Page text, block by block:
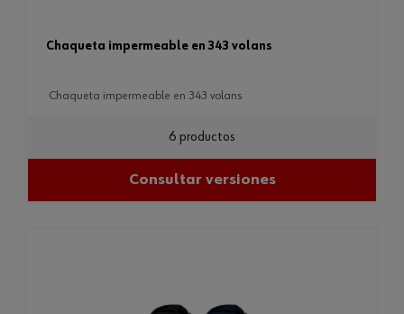
chaqueta impermeable en 343 volans
chaqueta impermeable en 343 volans
6 productos
Consultar versiones